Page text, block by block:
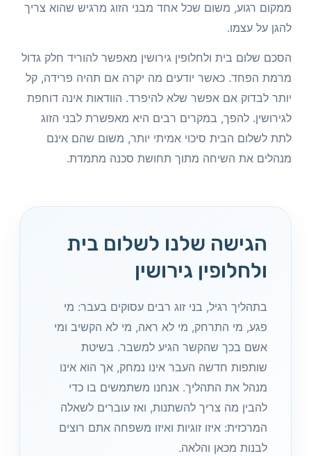
ממקום רגוע, משום שכל אחד מבני הזוג מרגיש שהוא צריך
להגן על עצמו.
הסכם שלום בית ולחלופין גירושין מאפשר להוריד חלק גדול
מרמת הפחד. כאשר יודעים מה יקרה אם תהיה פרידה, קל
יותר לבדוק אם אפשר שלא להיפרד. הוודאות אינה דוחפת
לגירושין. להפך, במקרים רבים היא מאפשרת לבני הזוג
לתת לשלום הבית סיכוי אמיתי יותר, משום שהם אינם
מנהלים את השיחה מתוך תחושת סכנה מתמדת.
הגישה שלנו לשלום בית
ולחלופין גירושין
בתהליך רגיל, בני זוג רבים עסוקים בעבר: מי
פגע, מי התרחק, מי לא ראה, מי לא הקשיב ומי
אשם בכך שהקשר הגיע למשבר. בשיטת
שותפות חדשה העבר אינו נמחק, אך הוא אינו
מנהל את התהליך. אנחנו משתמשים בו כדי
להבין מה צריך להשתנות, ואז עוברים לשאלה
המרכזית: איזו זוגיות ואיזו משפחה אתם רוצים
לבנות מכאן והלאה.